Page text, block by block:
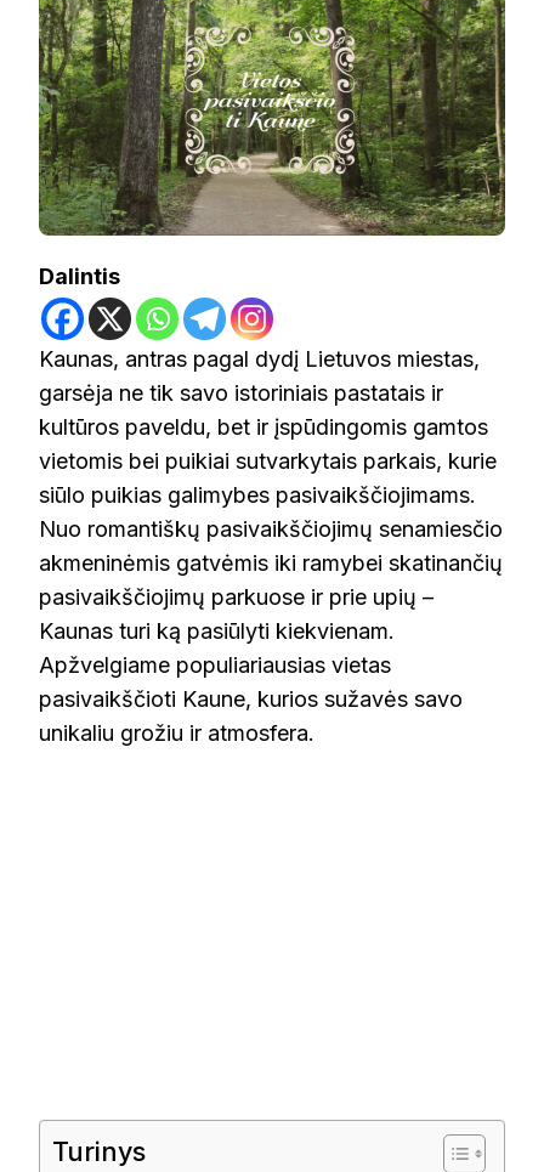
KAUNE:
ATRASKITE
RAMYBĘ
IR
GROŽĮ
Dalintis
Kaunas, antras pagal dydį Lietuvos miestas,
garsėja ne tik savo istoriniais pastatais ir
kultūros paveldu, bet ir įspūdingomis gamtos
vietomis bei puikiai sutvarkytais parkais, kurie
siūlo puikias galimybes pasivaikščiojimams.
Nuo romantiškų pasivaikščiojimų senamiesčio
akmeninėmis gatvėmis iki ramybei skatinančių
pasivaikščiojimų parkuose ir prie upių –
Kaunas turi ką pasiūlyti kiekvienam.
Apžvelgiame populiariausias vietas
pasivaikščioti Kaune, kurios sužavės savo
unikaliu grožiu ir atmosfera.
Turinys